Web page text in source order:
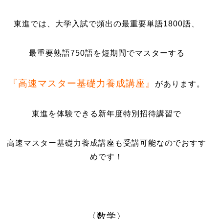
東進では、大学入試で頻出の最重要単語1800語、
最重要熟語750語を短期間でマスターする
『高速マスター基礎力養成講座』 があります。
東進を体験できる新年度特別招待講習で
高速マスター基礎力養成講座も受講可能なのでおすす
めです！
〈数学〉